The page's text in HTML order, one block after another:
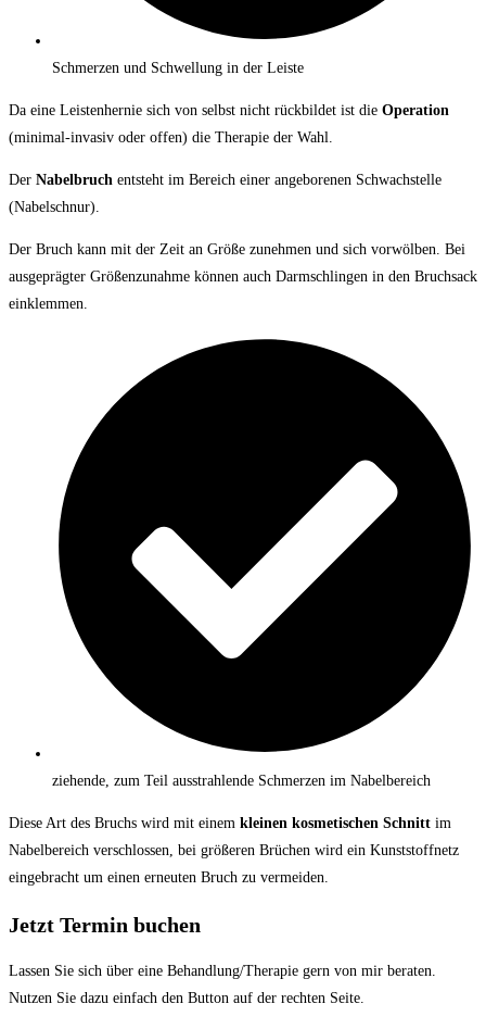
Schmerzen und Schwellung in der Leiste
Da eine Leistenhernie sich von selbst nicht rückbildet ist die Operation
(minimal-invasiv oder offen) die Therapie der Wahl.
Der Nabelbruch entsteht im Bereich einer angeborenen Schwachstelle
(Nabelschnur).
Der Bruch kann mit der Zeit an Größe zunehmen und sich vorwölben. Bei
ausgeprägter Größenzunahme können auch Darmschlingen in den Bruchsack
einklemmen.
ziehende, zum Teil ausstrahlende Schmerzen im Nabelbereich
Diese Art des Bruchs wird mit einem kleinen kosmetischen Schnitt im
Nabelbereich verschlossen, bei größeren Brüchen wird ein Kunststoffnetz
eingebracht um einen erneuten Bruch zu vermeiden.
Jetzt Termin buchen
Lassen Sie sich über eine Behandlung/Therapie gern von mir beraten.
Nutzen Sie dazu einfach den Button auf der rechten Seite.